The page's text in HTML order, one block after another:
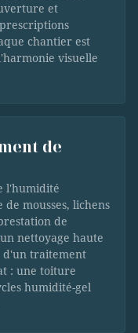
et
chantier est
visuelle
de
l'humidité
mousses, lichens
de
nettoyage haute
d'un traitement
: une toiture
humidité-gel